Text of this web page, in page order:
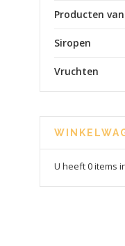
Producten
Siropen
Vruchten
U heeft 0 items